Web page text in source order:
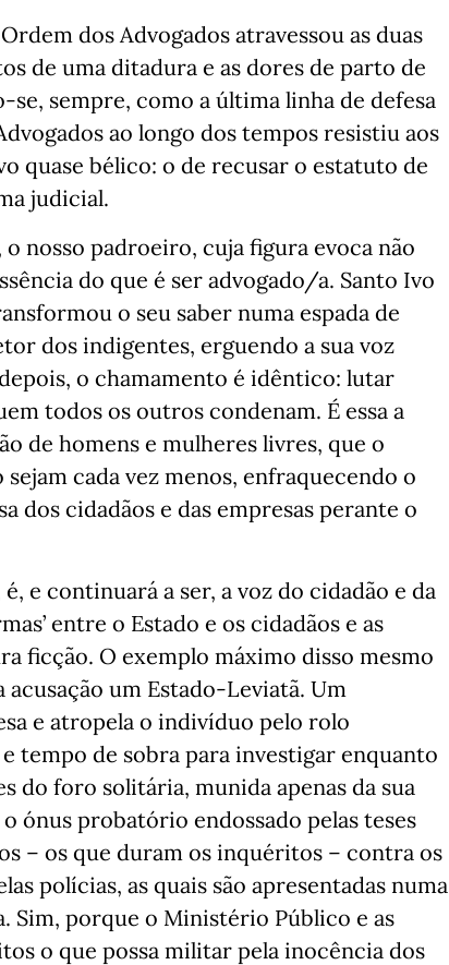
dos Advogados atravessou as duas
de uma ditadura e as dores de parto de
sempre, como a última linha de defesa
ao longo dos tempos resistiu aos
quase bélico: o de recusar o estatuto de
judicial.
nosso padroeiro, cuja figura evoca não
do que é ser advogado/a. Santo Ivo
o seu saber numa espada de
dos indigentes, erguendo a sua voz
o chamamento é idêntico: lutar
todos os outros condenam. É essa a
de homens e mulheres livres, que o
cada vez menos, enfraquecendo o
dos cidadãos e das empresas perante o
e continuará a ser, a voz do cidadão e da
entre o Estado e os cidadãos e as
ficção. O exemplo máximo disso mesmo
acusação um Estado-Leviatã. Um
e atropela o indivíduo pelo rolo
tempo de sobra para investigar enquanto
do foro solitária, munida apenas da sua
ónus probatório endossado pelas teses
– os que duram os inquéritos – contra os
polícias, as quais são apresentadas numa
porque o Ministério Público e as
o que possa militar pela inocência dos